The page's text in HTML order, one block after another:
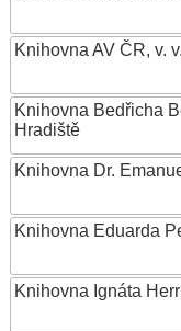
Knihovna AV ČR, v.
Knihovna Bedřicha
Hradiště
Knihovna Dr.
Knihovna Eduarda
Knihovna Ignáta